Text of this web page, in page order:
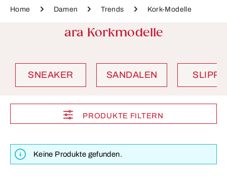
Home Damen Trends Kork-Modelle
ara Korkmodelle
SNEAKER SANDALEN
PRODUKTE FILTERN
Keine Produkte gefunden.